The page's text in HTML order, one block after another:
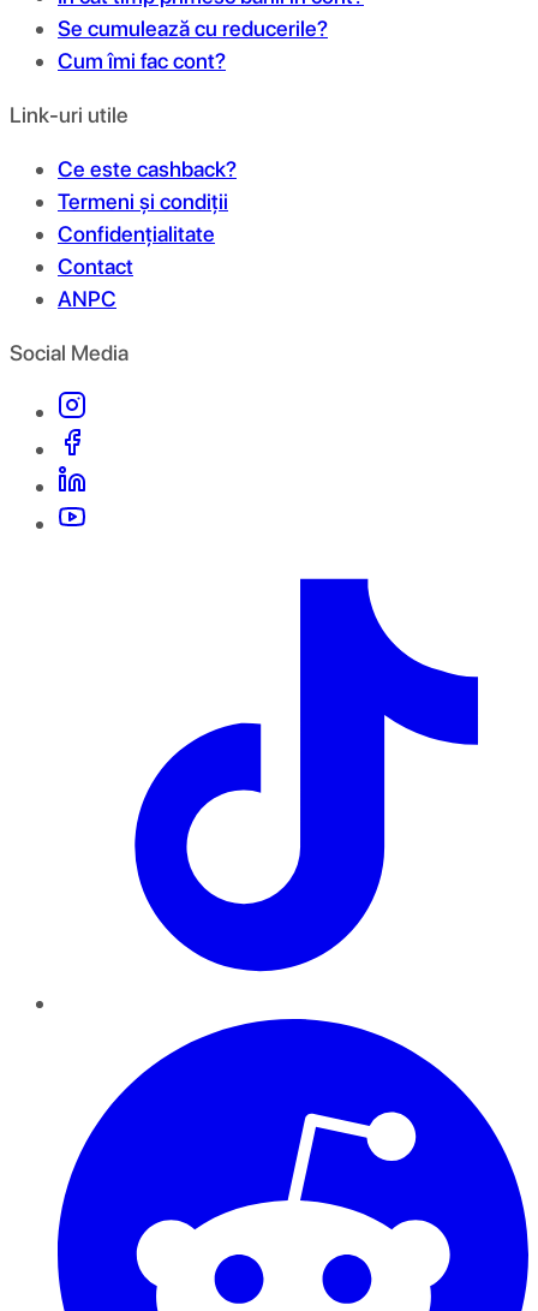
Se cumulează cu reducerile?
Cum îmi fac cont?
Link-uri utile
Ce este cashback?
Termeni și condiții
Confidențialitate
Contact
ANPC
Social Media